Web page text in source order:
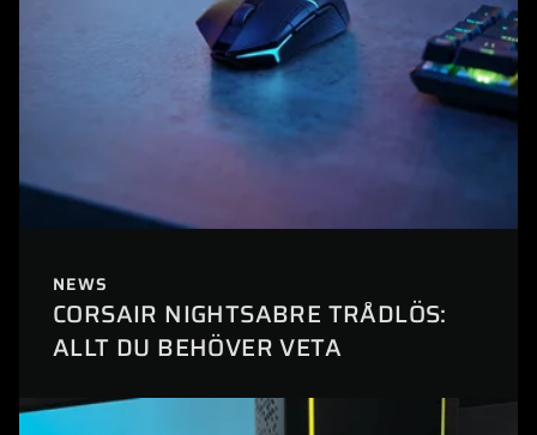
NEWS
CORSAIR NIGHTSABRE TRÅDLÖS:
ALLT DU BEHÖVER VETA